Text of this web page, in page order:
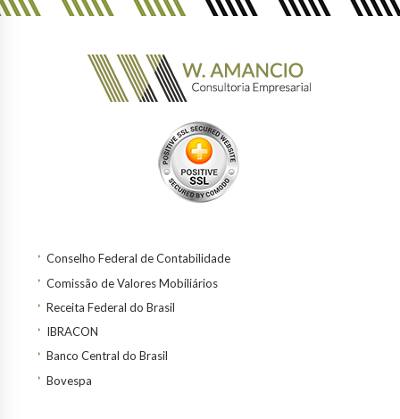
Conselho Federal de Contabilidade
Comissão de Valores Mobiliários
Receita Federal do Brasil
IBRACON
Banco Central do Brasil
Bovespa